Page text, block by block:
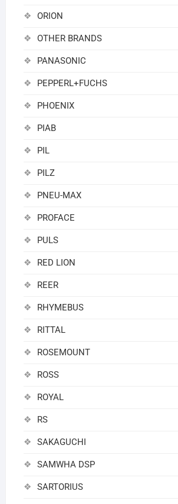
ORION
OTHER BRANDS
PANASONIC
PEPPERL+FUCHS
PHOENIX
PIAB
PIL
PILZ
PNEU-MAX
PROFACE
PULS
RED LION
REER
RHYMEBUS
RITTAL
ROSEMOUNT
ROSS
ROYAL
RS
SAKAGUCHI
SAMWHA DSP
SARTORIUS